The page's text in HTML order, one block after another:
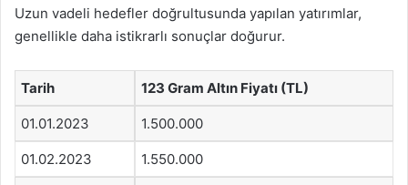
Uzun vadeli hedefler doğrultusunda yapılan yatırımlar,
genellikle daha istikrarlı sonuçlar doğurur.
Tarih 123 Gram Altın Fiyatı (TL)
01.01.2023 1.500.000
01.02.2023 1.550.000